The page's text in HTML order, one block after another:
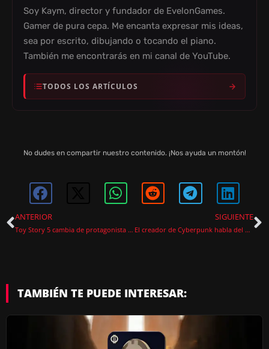
Soy Kaym, director y fundador de EvelonGames.
Gamer de pura cepa. Me encanta expresar mis ideas,
sea por escrito, dibujando o tocando el piano.
También me encontrarás en mi canal de YouTube.
TODOS LOS ARTÍCULOS
No dudes en compartir nuestro contenido. ¡Nos ayuda un montón!
ANTERIOR
Toy Story 5 cambia de protagonista y no será sobre Buzz ni Woody
SIGUIENTE
El creador de Cyberpunk habla del desarrollo de la secuela de Cyberpunk 2077
TAMBIÉN TE PUEDE INTERESAR: